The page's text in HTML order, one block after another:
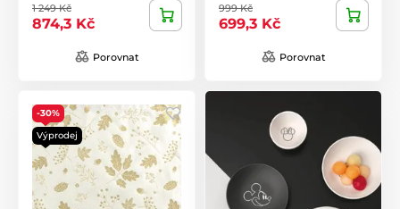
1 249 Kč
874,3 Kč
Porovnat
999 Kč
699,3 Kč
Porovnat
-30%
Výprodej